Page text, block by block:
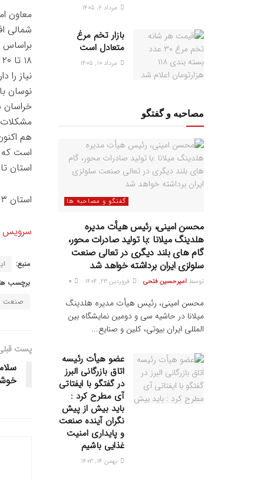
معاون
شمالی
نیاز را
نوسان
خراسان
است که
استان
استان ۸۶۳ هزار نفری خراسان شمالی در شمال شرق کشور واقع است.
سرویس
منبع:
برچسب
صنعت
پست
مرداد ۶, ۱۴۰۵
بازار تخم مرغ
متعادل است
مرداد ۱۰, ۱۴۰۵
مصاحبه و گفتگو
گفتگو و مصاحبه ها
محسن امینی، رئیس هیأت مدیره
هلدینگ میلانا :با تولید صادرات محور،
گام های بلند دیگری در تعالی صنعت
سلولزی ایران برداشته خواهد شد
توسط امیرحسین فتحی فروردین ۲۳, ۱۴۰۴
محسن امینی، رئیس هیأت مدیره هلدینگ
میلانا در حاشیه سی و دومین نمایشگاه بین
المللی ایران بیوتی، کلین و صنایع...
عضو هیأت رئیسه
اتاق بازرگانی البرز
در گفتگو با ایفتاتی
آی مطرح کرد :
باید بیش از پیش
نگران آینده صنعت
و پایداری امنیت
غذایی باشیم
بهمن ۱۴, ۱۴۰۳